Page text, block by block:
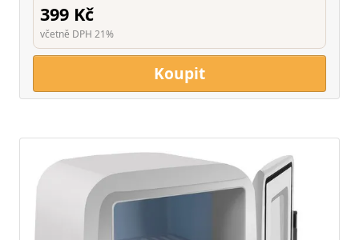
399 Kč
včetně DPH 21%
Koupit